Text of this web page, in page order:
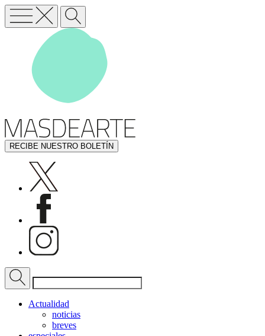
RECIBE NUESTRO BOLETÍN
Actualidad
noticias
breves